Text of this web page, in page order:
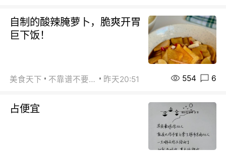
自制的酸辣腌萝卜，脆爽开胃
巨下饭！
美食天下 不靠谱不要联系 昨天20:51 554 6
占便宜